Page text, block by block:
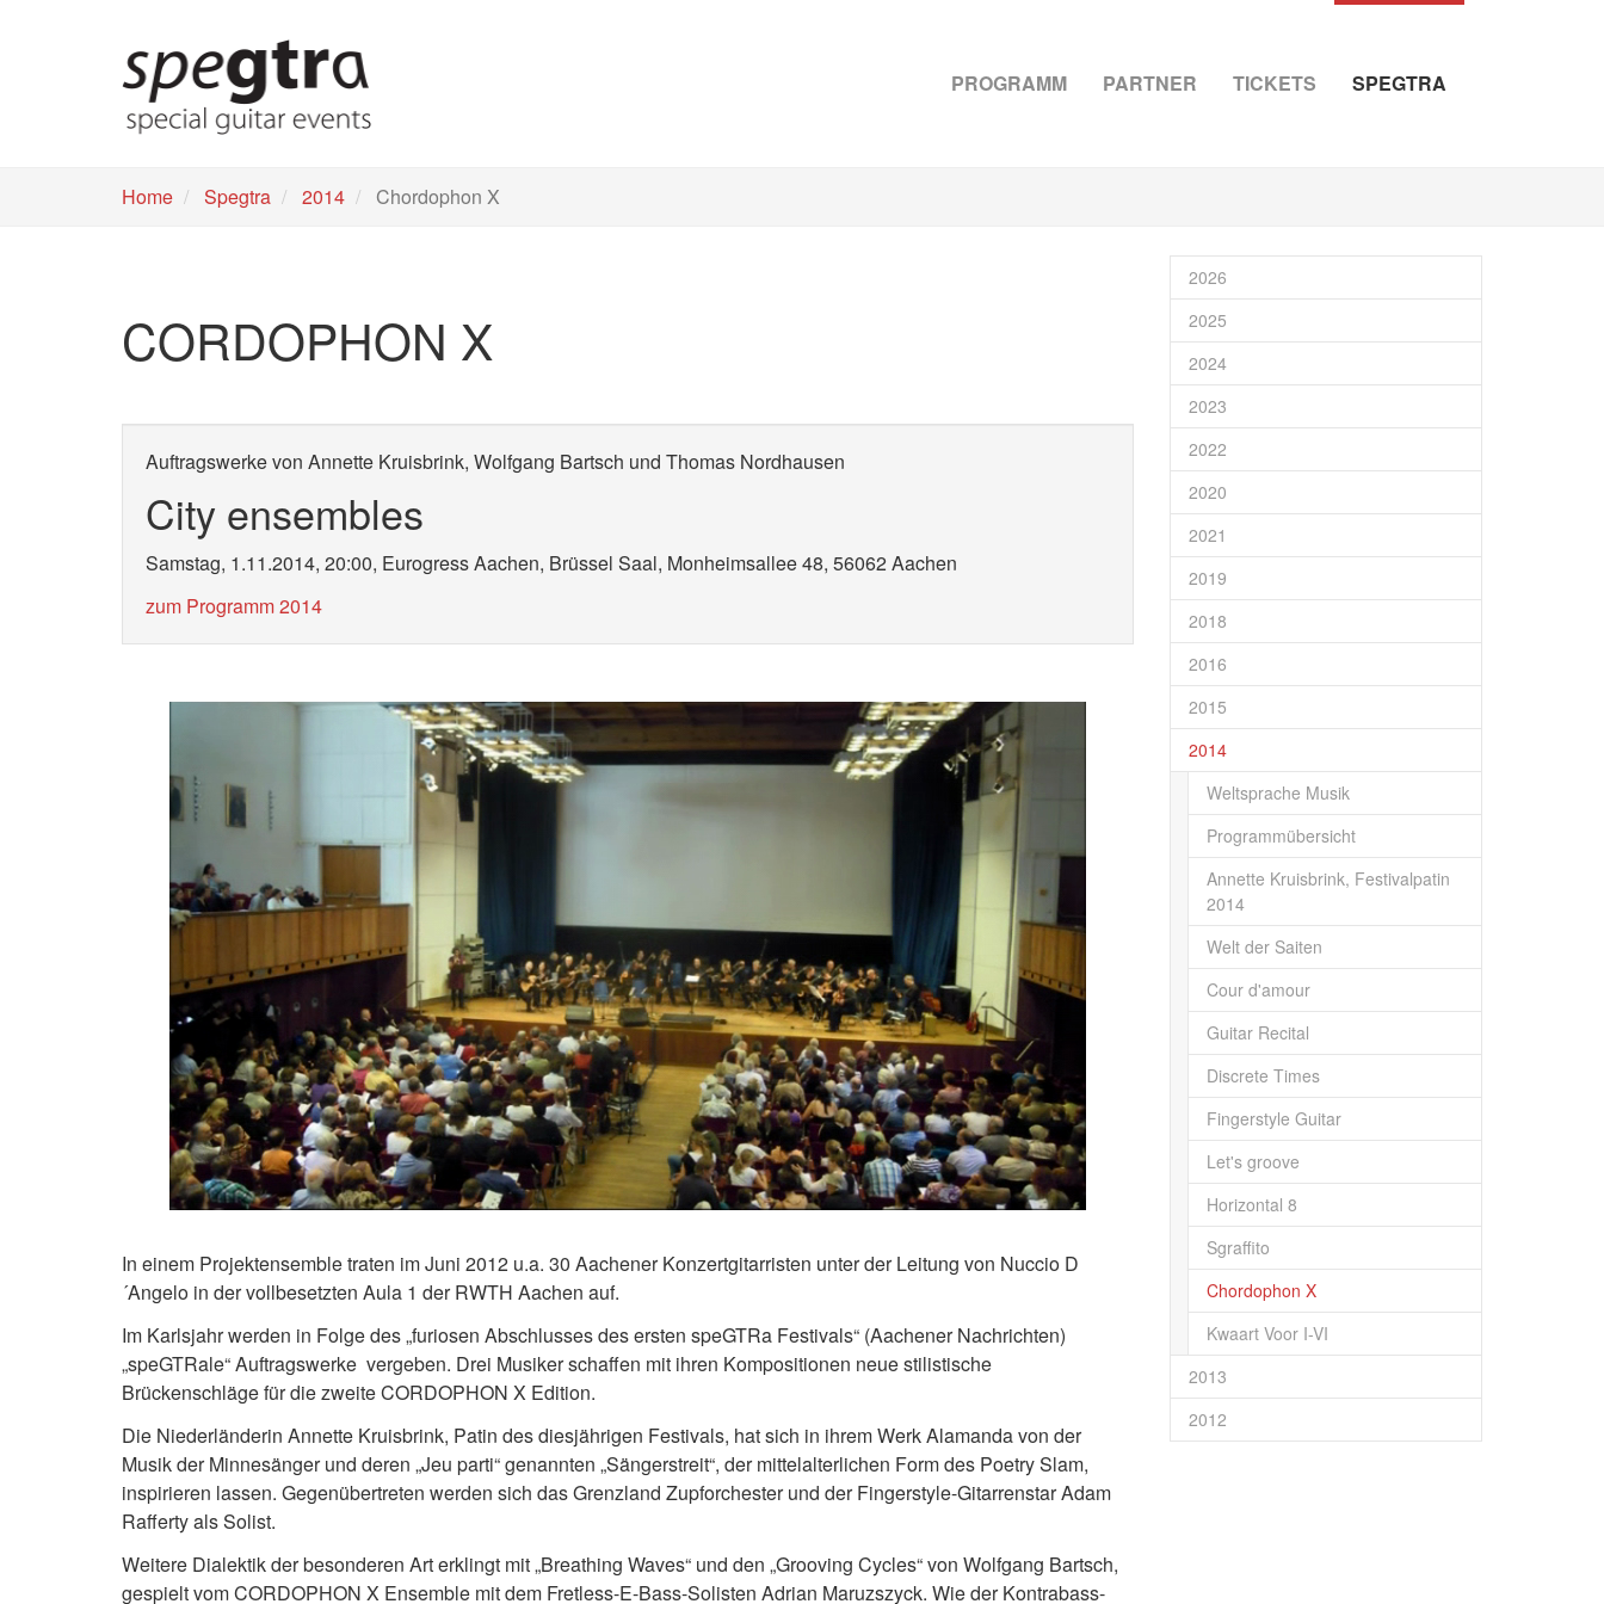
PROGRAMM PARTNER TICKETS SPEGTRA
Home Spegtra 2014 Chordophon X
CORDOPHON X
Auftragswerke von Annette Kruisbrink, Wolfgang Bartsch und Thomas Nordhausen
City ensembles
Samstag, 1.11.2014, 20:00, Eurogress Aachen, Brüssel Saal, Monheimsallee 48, 56062 Aachen
zum Programm 2014
In einem Projektensemble traten im Juni 2012 u.a. 30 Aachener Konzertgitarristen unter der Leitung von Nuccio D
´Angelo in der vollbesetzten Aula 1 der RWTH Aachen auf.
Im Karlsjahr werden in Folge des „furiosen Abschlusses des ersten speGTRa Festivals“ (Aachener Nachrichten)
„speGTRale“ Auftragswerke vergeben. Drei Musiker schaffen mit ihren Kompositionen neue stilistische
Brückenschläge für die zweite CORDOPHON X Edition.
Die Niederländerin Annette Kruisbrink, Patin des diesjährigen Festivals, hat sich in ihrem Werk Alamanda von der
Musik der Minnesänger und deren „Jeu parti“ genannten „Sängerstreit“, der mittelalterlichen Form des Poetry Slam,
inspirieren lassen. Gegenübertreten werden sich das Grenzland Zupforchester und der Fingerstyle-Gitarrenstar Adam
Rafferty als Solist.
Weitere Dialektik der besonderen Art erklingt mit „Breathing Waves“ und den „Grooving Cycles“ von Wolfgang Bartsch,
gespielt vom CORDOPHON X Ensemble mit dem Fretless-E-Bass-Solisten Adrian Maruzszyck. Wie der Kontrabass-
2026
2025
2024
2023
2022
2020
2021
2019
2018
2016
2015
2014
Weltsprache Musik
Programmübersicht
Annette Kruisbrink, Festivalpatin
2014
Welt der Saiten
Cour d'amour
Guitar Recital
Discrete Times
Fingerstyle Guitar
Let's groove
Horizontal 8
Sgraffito
Chordophon X
Kwaart Voor I-VI
2013
2012